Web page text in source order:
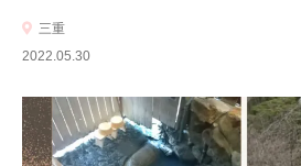
三重
2022.05.30